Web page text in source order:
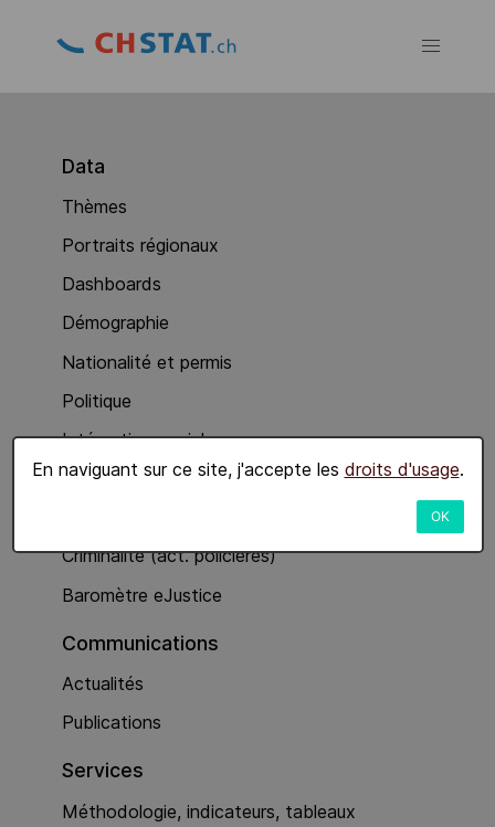
En naviguant sur ce site, j'accepte les droits d'usage.
OK
Data
Thèmes
Portraits régionaux
Dashboards
Démographie
Nationalité et permis
Politique
Intégration sociale
Economie
Criminalité (act. policières)
Baromètre eJustice
Communications
Actualités
Publications
Services
Méthodologie, indicateurs, tableaux